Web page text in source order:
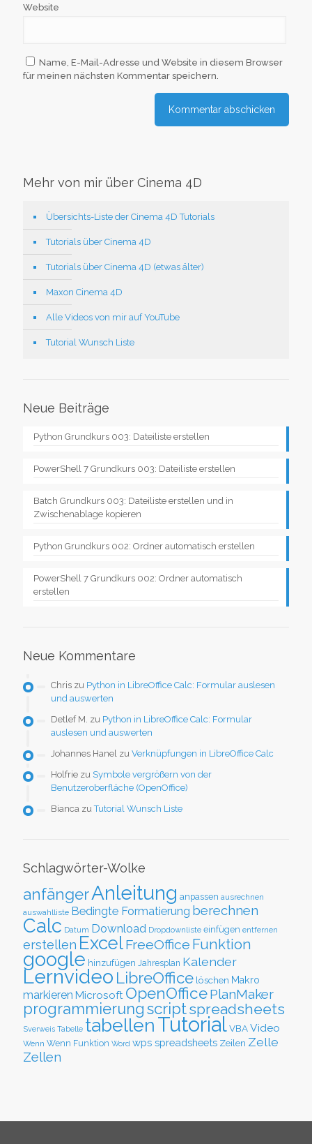
Website
Name, E-Mail-Adresse und Website in diesem Browser
für meinen nächsten Kommentar speichern.
Mehr von mir über Cinema 4D
Übersichts-Liste der Cinema 4D Tutorials
Tutorials über Cinema 4D
Tutorials über Cinema 4D (etwas älter)
Maxon Cinema 4D
Alle Videos von mir auf YouTube
Tutorial Wunsch Liste
Neue Beiträge
Python Grundkurs 003: Dateiliste erstellen
PowerShell 7 Grundkurs 003: Dateiliste erstellen
Batch Grundkurs 003: Dateiliste erstellen und in
Zwischenablage kopieren
Python Grundkurs 002: Ordner automatisch erstellen
PowerShell 7 Grundkurs 002: Ordner automatisch
erstellen
Neue Kommentare
Chris zu Python in LibreOffice Calc: Formular auslesen
und auswerten
Detlef M. zu Python in LibreOffice Calc: Formular
auslesen und auswerten
Johannes Hanel zu Verknüpfungen in LibreOffice Calc
Holfrie zu Symbole vergrößern von der
Benutzeroberfläche (OpenOffice)
Bianca zuTutorial Wunsch Liste
Schlagwörter-Wolke
anfängerAnleitung anpassen ausrechnen
auswahlliste Bedingte Formatierung berechnen
Calc Datum Download Dropdownliste einfügen entfernen
erstellen ExcelFreeOffice Funktion
google hinzufügen Jahresplan Kalender
Lernvideo LibreOffice löschen Makro
markieren Microsoft OpenOfficePlanMaker
programmierung scriptspreadsheets
Sverweis Tabelle tabellenTutorialVBAVideo
Wenn Wenn Funktion Word wps spreadsheets Zeilen Zelle
Zellen